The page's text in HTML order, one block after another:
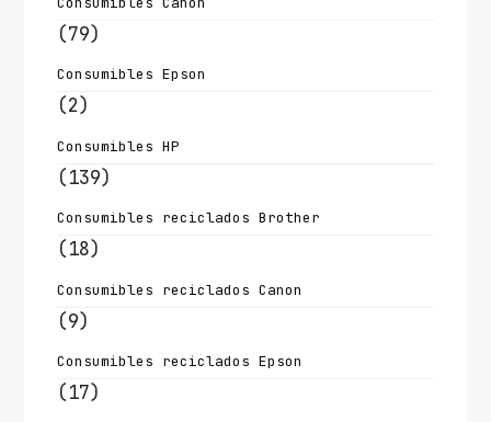
(79)
Consumibles Epson
(2)
Consumibles HP
(139)
Consumibles reciclados Brother
(18)
Consumibles reciclados Canon
(9)
Consumibles reciclados Epson
(17)